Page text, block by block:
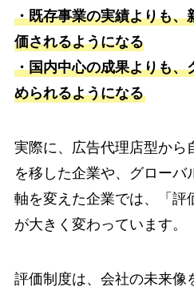
・既存事業の実績よりも、
価されるようになる
・国内中心の成果よりも、
められるようになる
実際に、広告代理店型から
を移した企業や、グローバ
軸を変えた企業では、「評
が大きく変わっています。
評価制度は、会社の未来像